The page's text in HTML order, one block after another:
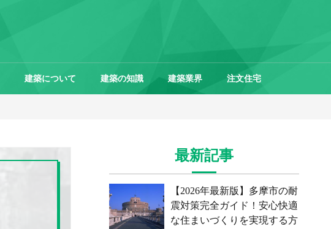
建築について 建築の知識 建築業界 注文住宅
最新記事
【2026年最新版】多摩市の耐
震対策完全ガイド！安心快適
な住まいづくりを実現する方